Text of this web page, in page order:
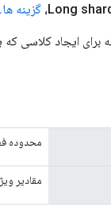
گزینه ها.
محدوده
مقادیر